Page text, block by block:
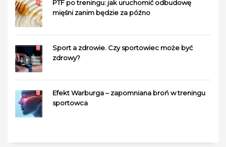
PTF po treningu: jak uruchomić odbudowę
mięśni zanim będzie za późno
Sport a zdrowie. Czy sportowiec może być
zdrowy?
Efekt Warburga – zapomniana broń w treningu
sportowca